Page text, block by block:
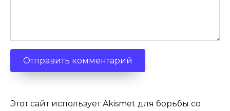
Этот сайт использует Akismet для борьбы со